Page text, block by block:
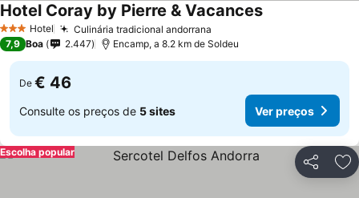
3 EstrelasHotel Culinária tradicional andorrana
Hotel Coray by Pierre & VacancesVer preços
7,9 Boa 2.447 Encamp, a 8.2 km de Soldeu
De € 46
Consulte os preços de 5 sites Ver preços
Partilhar
Escolha popular